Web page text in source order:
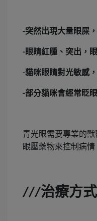
-突然出現大量眼屎
-眼睛紅腫、突出，
-貓咪眼睛對光敏感
-部分貓咪會經常眨
青光眼需要專業的
眼壓藥物來控制病
///治療方